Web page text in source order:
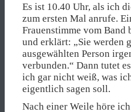
Es ist 10.40 Uhr, als ich
zum ersten Mal anrufe.
Frauenstimme vom
und erklärt: „Sie werden
ausgewählten Person
verbunden.“ Dann tutet
ich gar nicht weiß, was
eigentlich sagen soll.
Nach einer Weile höre